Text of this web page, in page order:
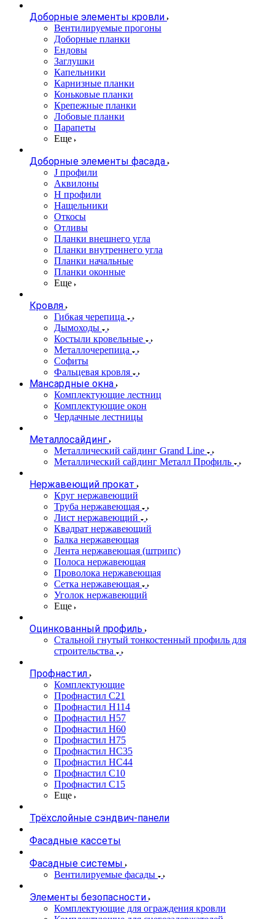
Доборные элементы кровли
Вентилируемые прогоны
Доборные планки
Ендовы
Заглушки
Капельники
Карнизные планки
Коньковые планки
Крепежные планки
Лобовые планки
Парапеты
Еще
Доборные элементы фасада
J профили
Аквилоны
Н профили
Нащельники
Откосы
Отливы
Планки внешнего угла
Планки внутреннего угла
Планки начальные
Планки оконные
Еще
Кровля
Гибкая черепица
Дымоходы
Костыли кровельные
Металлочерепица
Софиты
Фальцевая кровля
Мансардные окна
Комплектующие лестниц
Комплектующие окон
Чердачные лестницы
Металлосайдинг
Металлический сайдинг Grand Line
Металлический сайдинг Металл Профиль
Нержавеющий прокат
Круг нержавеющий
Труба нержавеющая
Лист нержавеющий
Квадрат нержавеющий
Балка нержавеющая
Лента нержавеющая (штрипс)
Полоса нержавеющая
Проволока нержавеющая
Сетка нержавеющая
Уголок нержавеющий
Еще
Оцинкованный профиль
Стальной гнутый тонкостенный профиль для
строительства
Профнастил
Комплектующие
Профнастил C21
Профнастил Н114
Профнастил Н57
Профнастил Н60
Профнастил Н75
Профнастил НС35
Профнастил НС44
Профнастил С10
Профнастил С15
Еще
Трёхслойные сэндвич-панели
Фасадные кассеты
Фасадные системы
Вентилируемые фасады
Элементы безопасности
Комплектующие для ограждения кровли